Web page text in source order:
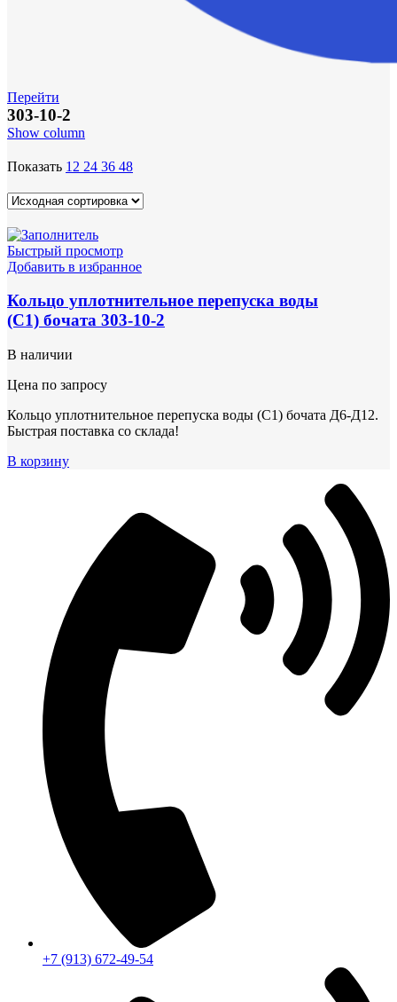
Перейти
303-10-2
Show column
Показать 12 24 36 48
Быстрый просмотр
Добавить в избранное
Кольцо уплотнительное перепуска воды
(С1) бочата 303-10-2
В наличии
Цена по запросу
Кольцо уплотнительное перепуска воды (С1) бочата Д6-Д12.
Быстрая поставка со склада!
В корзину
+7 (913) 672-49-54